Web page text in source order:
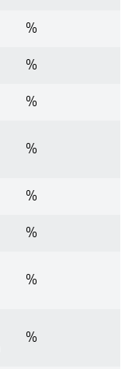
%
%
%
%
%
%
%
%